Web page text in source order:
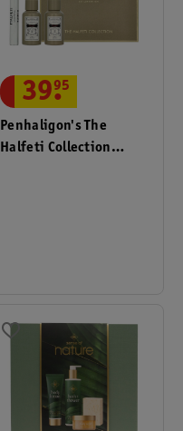
Penhaligon's The
Halfeti Collection
39.
95